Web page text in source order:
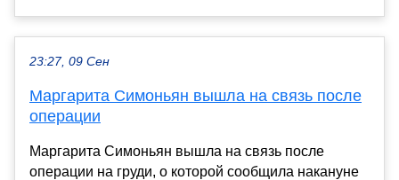
23:27, 09 Сен
Маргарита Симоньян вышла на связь после
операции
Маргарита Симоньян вышла на связь после
операции на груди, о которой сообщила накануне